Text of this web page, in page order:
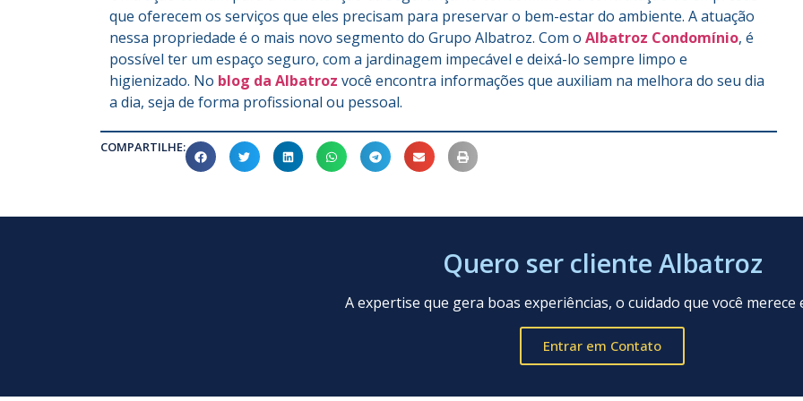
que oferecem os serviços que eles precisam para preservar o bem-estar do ambiente. A atuação
nessa propriedade é o mais novo segmento do Grupo Albatroz. Com o Albatroz Condomínio, é
possível ter um espaço seguro, com a jardinagem impecável e deixá-lo sempre limpo e
higienizado. No blog da Albatroz você encontra informações que auxiliam na melhora do seu dia
a dia, seja de forma profissional ou pessoal.
COMPARTILHE:
Quero ser cliente Albatroz
A expertise que gera boas experiências, o cuidado que você merece
Entrar em Contato